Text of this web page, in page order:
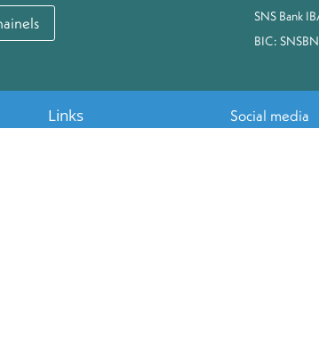
SNS Bank
BIC:
Links Social media